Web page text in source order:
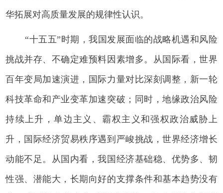
华拓展对高质量发展的规律性认识。
“十五五”时期，我国发展面临的战略机遇和风险
挑战并存、不确定难预料因素增多。从国际看，世界
百年变局加速演进，国际力量对比深刻调整，新一轮
科技革命和产业变革加速突破；同时，地缘政治风险
持续上升，单边主义、霸权主义和强权政治威胁上
升，国际经济贸易秩序遇到严峻挑战，世界经济增长
动能不足。从国内看，我国经济基础稳、优势多、韧
性强、潜能大，长期向好的支撑条件和基本趋势没有